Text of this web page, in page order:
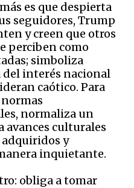
es que despierta
seguidores, Trump
y creen que otros
perciben como
simboliza
del interés nacional
caótico. Para
normaliza un
avances culturales
adquiridos y
inquietante.
obliga a tomar